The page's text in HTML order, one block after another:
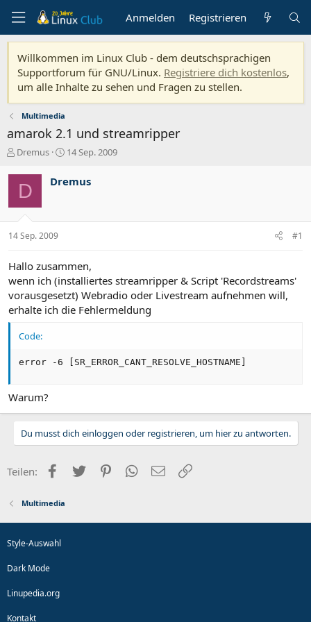
Anmelden Registrieren
Willkommen im Linux Club - dem deutschsprachigen
Supportforum für GNU/Linux. Registriere dich kostenlos,
um alle Inhalte zu sehen und Fragen zu stellen.
Multimedia
amarok 2.1 und streamripper
E
s
e
l
e
Dremus
E
t
l
m
14 Sep. 2009
D Dremus
14 Sep. 2009 #1
Hallo zusammen,
wenn ich (installiertes streamripper & Script 'Recordstreams'
vorausgesetzt) Webradio oder Livestream aufnehmen will,
erhalte ich die Fehlermeldung
Code:
error -6 [SR_ERROR_CANT_RESOLVE_HOSTNAME]
Warum?
Du musst dich einloggen oder registrieren, um hier zu antworten.
Teilen: Facebook
Twitter PinterestWhatsApp
E-Mail
Multimedia
Style-Auswahl
Dark Mode
Linupedia.org
Kontakt